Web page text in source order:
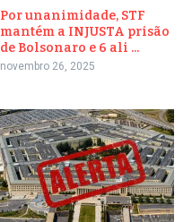
Por unanimidade, STF
mantém a INJUSTA prisão
de Bolsonaro e 6 ali ...
novembro 26, 2025